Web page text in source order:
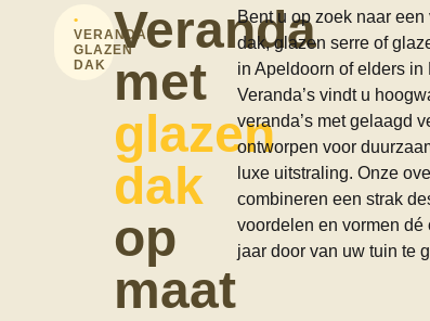
•
VERANDA
GLAZEN
DAK
Veranda
met
glazen
dak
op
maat
Bent u op zoek naar
dak, glazen serre of
in Apeldoorn of elders
Veranda’s vindt u
veranda’s met gelaagd
ontworpen voor
luxe uitstraling. Onze
combineren een strak
voordelen en vormen
jaar door van uw tuin te